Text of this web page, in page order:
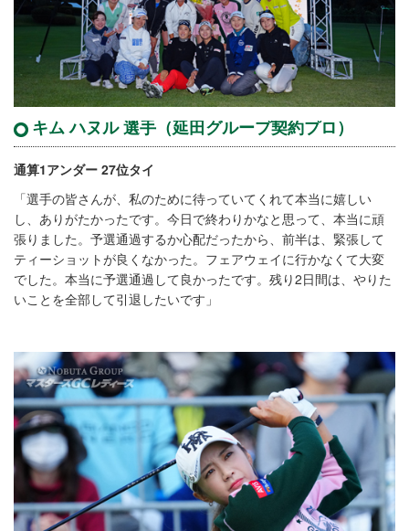
キム ハヌル 選手（延田グループ契約プロ）
通算1アンダー 27位タイ
「選手の皆さんが、私のために待っていてくれて本当に嬉しい
し、ありがたかったです。今日で終わりかなと思って、本当に頑
張りました。予選通過するか心配だったから、前半は、緊張して
ティーショットが良くなかった。フェアウェイに行かなくて大変
でした。本当に予選通過して良かったです。残り2日間は、やりた
いことを全部して引退したいです」